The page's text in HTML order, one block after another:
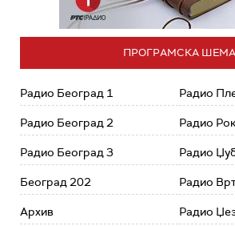
ПРОГРАМСКА ШЕМА
Радио Београд 1
Радио Београд 2
Радио Београд 3
Београд 202
Архив
Радио
Радио
Радио
Радио
Радио